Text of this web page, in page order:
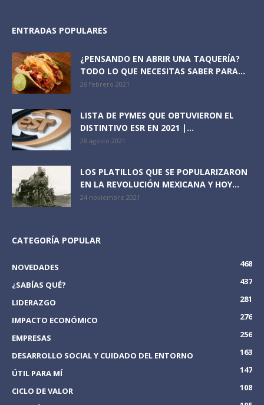
ENTRADAS POPULARES
¿PENSANDO EN ABRIR UNA TAQUERÍA?
TODO LO QUE NECESITAS SABER PARA...
26 febrero 2021
LISTA DE PYMES QUE OBTUVIERON EL
DISTINTIVO ESR EN 2021 |...
28 agosto 2021
LOS PLATILLOS QUE SE POPULARIZARON
EN LA REVOLUCIÓN MEXICANA Y HOY...
24 noviembre 2021
CATEGORÍA POPULAR
NOVEDADES
468
¿SABÍAS QUÉ?
437
LIDERAZGO
281
IMPACTO ECONÓMICO
276
EMPRESAS
256
DESARROLLO SOCIAL Y CUIDADO DEL ENTORNO
163
ÚTIL PARA MÍ
147
CICLO DE VALOR
108